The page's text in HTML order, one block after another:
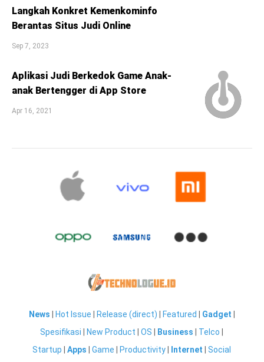
Langkah Konkret Kemenkominfo
Berantas Situs Judi Online
Sep 7, 2023
Aplikasi Judi Berkedok Game Anak-
anak Bertengger di App Store
Apr 16, 2021
News Hot Issue Release (direct) Featured Gadget
Spesifikasi
New Product |OS Business Telco
Startup |Apps |Game Productivity Internet |Social